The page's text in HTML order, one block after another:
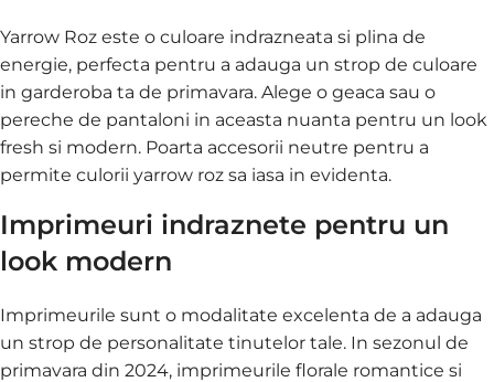
Yarrow Roz este o culoare indrazneata si plina de
energie, perfecta pentru a adauga un strop de culoare
in garderoba ta de primavara. Alege o geaca sau o
pereche de pantaloni in aceasta nuanta pentru un look
fresh si modern. Poarta accesorii neutre pentru a
permite culorii yarrow roz sa iasa in evidenta.
Imprimeuri indraznete pentru un
look modern
Imprimeurile sunt o modalitate excelenta de a adauga
un strop de personalitate tinutelor tale. In sezonul de
primavara din 2024, imprimeurile florale romantice si